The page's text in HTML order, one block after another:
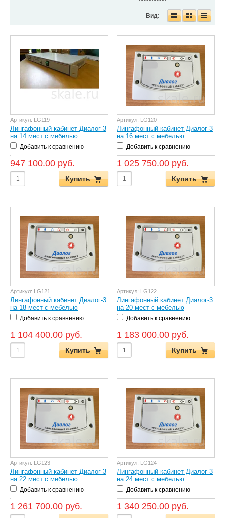
Вид:
Артикул: LG119
Лингафонный кабинет Диалог-3
на 14 мест с мебелью
Добавить к сравнению
947 100.00 руб.
Купить
Артикул: LG120
Лингафонный кабинет Диалог-3
на 16 мест с мебелью
Добавить к сравнению
1 025 750.00 руб.
Купить
Артикул: LG121
Лингафонный кабинет Диалог-3
на 18 мест с мебелью
Добавить к сравнению
1 104 400.00 руб.
Купить
Артикул: LG122
Лингафонный кабинет Диалог-3
на 20 мест с мебелью
Добавить к сравнению
1 183 000.00 руб.
Купить
Артикул: LG123
Лингафонный кабинет Диалог-3
на 22 мест с мебелью
Добавить к сравнению
1 261 700.00 руб.
Артикул: LG124
Лингафонный кабинет Диалог-3
на 24 мест с мебелью
Добавить к сравнению
1 340 250.00 руб.